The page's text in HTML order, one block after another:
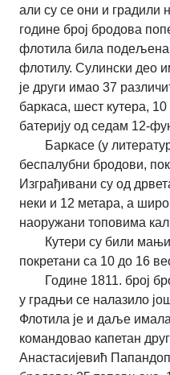
али су се они и градили
године број бродова
флотила била подељена
флотилу. Сулински део
је други имао 37
баркаса, шест кутера,
батерију од седам 12-
Баркасе (у
беспалубни бродови,
Изграђивани су од
неки и 12 метара, а
наоружани топовима
Кутери су били
покретани са 10 до 16
Године 1811. број
у градњи се налазило
Флотила је и даље
командовао капетан
Анастасијевић